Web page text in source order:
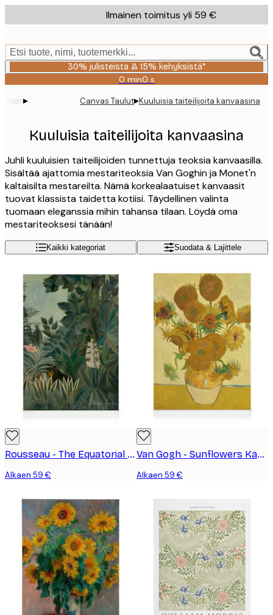
to
content.
Ilmainen toimitus yli 59 €
Etsi tuote, nimi, tuotemerkki...
30% julisteista & 15% kehyksistä*
0 min0 s
Voimassa
asti:
2026-
06
▸ Canvas Taulut▸Kuuluisia taiteilijoita kanvaasina
Kuuluisia taiteilijoita kanvaasina
Juhli kuuluisien taiteilijoiden tunnettuja teoksia kanvaasilla.
Sisältää ajattomia mestariteoksia Van Goghin ja Monet'n
kaltaisilta mestareilta. Nämä korkealaatuiset kanvaasit
tuovat klassista taidetta kotiisi. Täydellinen valinta
tuomaan eleganssia mihin tahansa tilaan. Löydä oma
mestariteoksesi tänään!
Kaikki kategoriat Suodata & Lajittele
Rousseau - The Equatorial Jungle Kanvaasi
Alkaen 59 €
Van Gogh - Sunflowers Kanvaasi
Alkaen 59 €